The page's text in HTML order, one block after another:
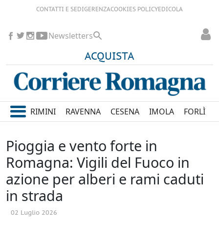
CONTATTI E SEDIGERENZACOOKIES POLICYEDICOLA
ACQUISTA
Newsletters
RIMINI RAVENNA CESENA IMOLA FORLÌ
Pioggia e vento forte in
Romagna: Vigili del Fuoco in
azione per alberi e rami caduti
in strada
02 Luglio 2026